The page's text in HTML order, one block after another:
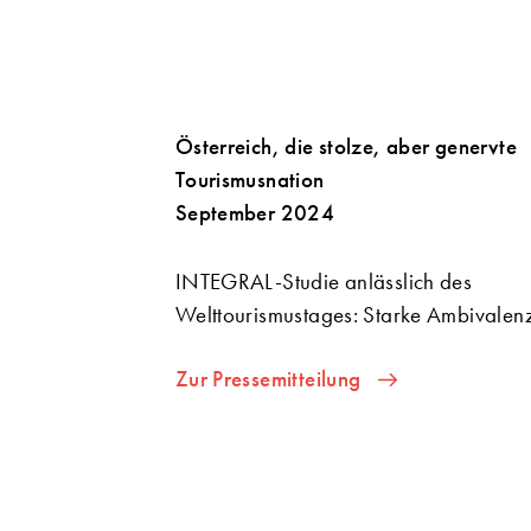
Österreich, die stolze, aber genervte
Tourismusnation
September 2024
INTEGRAL-Studie anlässlich des
Welttourismustages: Starke
Zur Pressemitteilung